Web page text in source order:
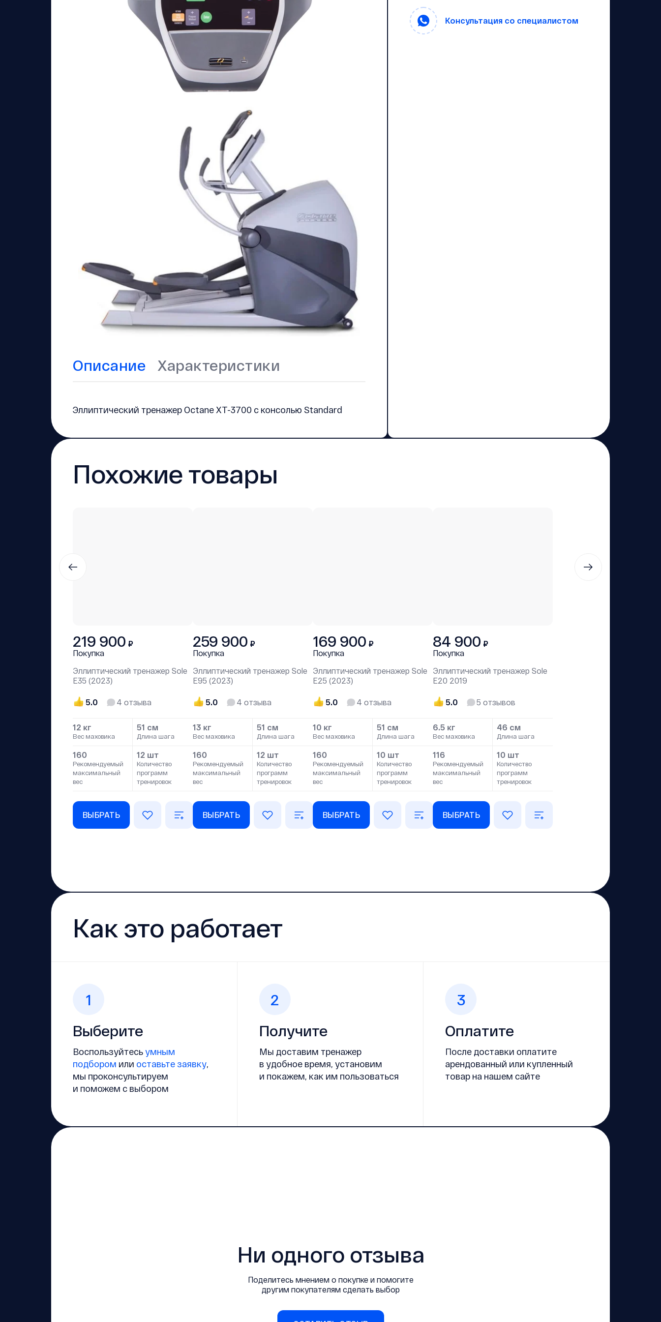
Описание Характеристики
Эллиптический тренажер Octane XT-3700 с консолью Standard
Консультация со специалистом
Похожие товары
219 900 ₽
Покупка
Эллиптический тренажер Sole
Е35 (2023)
5.0 4 отзыва
12 кг
Вес маховика
51 см
Длина шага
160
Рекомендуемый
максимальный
вес
12 шт
Количество
программ
тренировок
ВЫБРАТЬ
259 900 ₽
Покупка
Эллиптический тренажер Sole
Е95 (2023)
5.0 4 отзыва
13 кг
Вес маховика
51 см
Длина шага
160
Рекомендуемый
максимальный
вес
12 шт
Количество
программ
тренировок
ВЫБРАТЬ
169 900 ₽
Покупка
Эллиптический тренажер Sole
Е25 (2023)
5.0 4 отзыва
10 кг
Вес маховика
51 см
Длина шага
160
Рекомендуемый
максимальный
вес
10 шт
Количество
программ
тренировок
ВЫБРАТЬ
84 900 ₽
Покупка
Эллиптический тренажер Sole
E20 2019
5.0 5 отзывов
6.5 кг
Вес маховика
46 см
Длина шага
116
Рекомендуемый
максимальный
вес
10 шт
Количество
программ
тренировок
ВЫБРАТЬ
Как это работает
1
Выберите
Воспользуйтесьумным
подбором или оставьте заявку,
мы проконсультируем
и поможем с выбором
2
Получите
Мы доставим тренажер
в удобное время, установим
и покажем, как им пользоваться
3
Оплатите
После доставки оплатите
арендованный или купленный
товар на нашем сайте
Ни одного отзыва
Поделитесь мнением о покупке и помогите
другим покупателям сделать выбор